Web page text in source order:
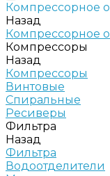
Компрессорное
Назад
Компрессорное
Компрессоры
Назад
Компрессоры
Винтовые
Спиральные
Ресиверы
Фильтра
Назад
Фильтра
Водоотделители